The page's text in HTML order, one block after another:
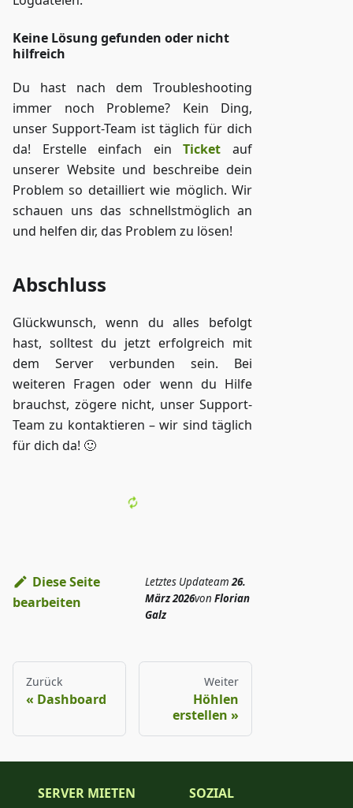
Keine Lösung gefunden oder nicht
hilfreich
Du hast nach dem Troubleshooting
immer noch Probleme? Kein Ding,
unser Support-Team ist täglich für dich
da! Erstelle einfach einTicket auf
unserer Website und beschreibe dein
Problem so detailliert wie möglich. Wir
schauen uns das schnellstmöglich an
und helfen dir, das Problem zu lösen!
Abschluss
Glückwunsch, wenn du alles befolgt
hast, solltest du jetzt erfolgreich mit
dem Server verbunden sein. Bei
weiteren Fragen oder wenn du Hilfe
brauchst, zögere nicht, unser Support-
Team zu kontaktieren – wir sind täglich
für dich da! 🙂
Diese Seite
bearbeiten
Letztes Updateam26.
März 2026von Florian
Galz
Zurück
Dashboard
Weiter
Höhlen
erstellen
SERVER MIETEN
SOZIAL